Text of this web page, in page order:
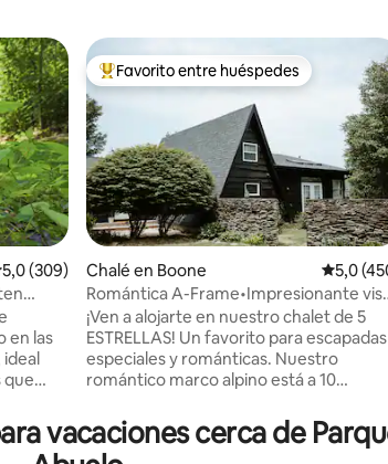
destacados
promedio: 5,0 de 5. 309 evaluaciones
5,0 (309)
en las
ideal
que
Favorito entre los huéspedes más
Favorito entre huéspedes
Chalé en Boone
5,0
Romántica A-Frame•Impresionante
a la montaña•Ducha épica
¡Ven a alojarte en nuestro chalet de 5
ESTRELLAS! Un favorito para escapadas
especiales y románticas. Nuestro
romántico marco alpino está a 10
distancia en coche de Banner Elk. Con
vistas impresionantes de Grandfather
vacaciones cerca de